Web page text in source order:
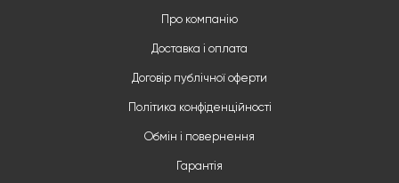
Про компанію
Доставка і оплата
Договір публічної оферти
Політика конфіденційності
Обмін і повернення
Гарантія